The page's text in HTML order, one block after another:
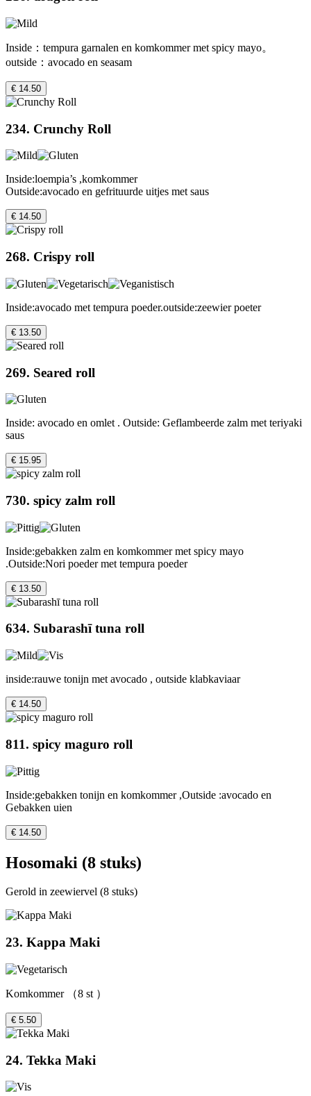
Inside：tempura garnalen en komkommer met spicy mayo。
outside：avocado en seasam
€ 14.50
234. Crunchy Roll
Inside:loempia’s ,komkommer
Outside:avocado en gefrituurde uitjes met saus
€ 14.50
268. Crispy roll
Inside:avocado met tempura poeder.outside:zeewier poeter
€ 13.50
269. Seared roll
Inside: avocado en omlet . Outside: Geflambeerde zalm met teriyaki
saus
€ 15.95
730. spicy zalm roll
Inside:gebakken zalm en komkommer met spicy mayo
.Outside:Nori poeder met tempura poeder
€ 13.50
634. Subarashī tuna roll
inside:rauwe tonijn met avocado , outside klabkaviaar
€ 14.50
811. spicy maguro roll
Inside:gebakken tonijn en komkommer ,Outside :avocado en
Gebakken uien
€ 14.50
Hosomaki (8 stuks)
Gerold in zeewiervel (8 stuks)
23. Kappa Maki
Komkommer （8 st ）
€ 5.50
24. Tekka Maki